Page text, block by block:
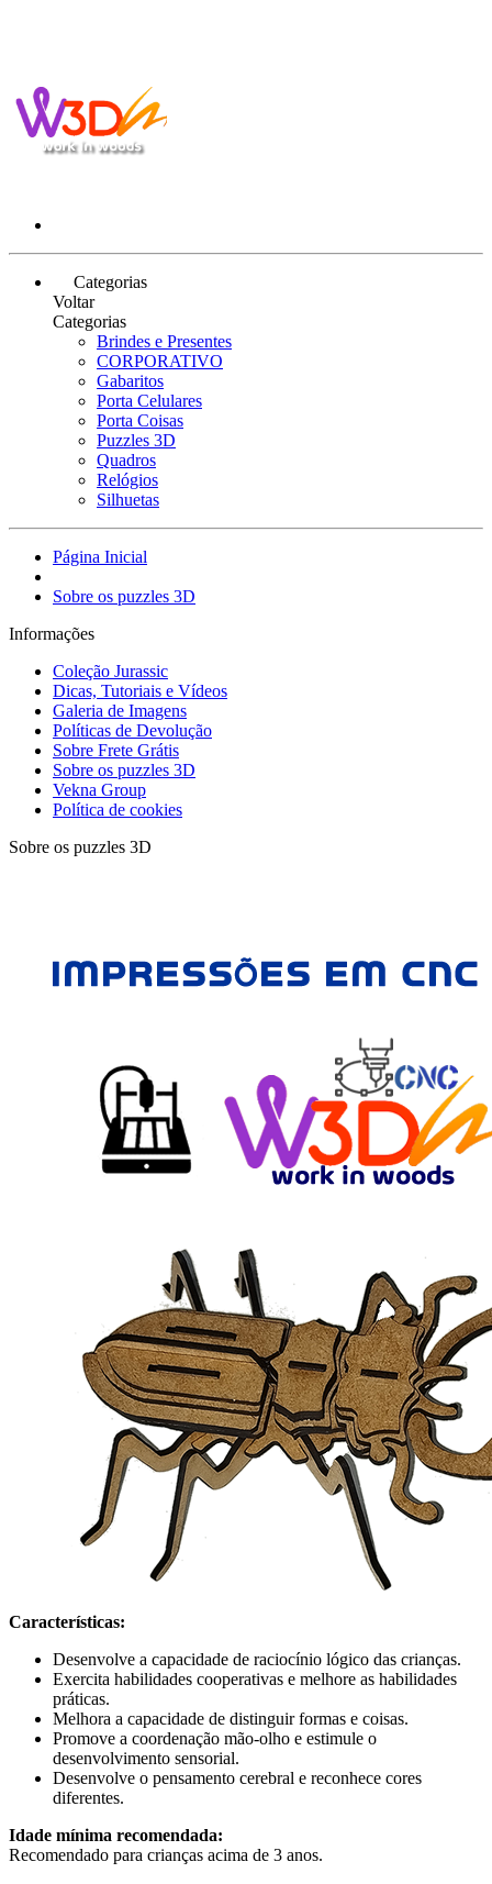
Categorias
Voltar
Categorias
Brindes e Presentes
CORPORATIVO
Gabaritos
Porta Celulares
Porta Coisas
Puzzles 3D
Quadros
Relógios
Silhuetas
Página Inicial
Sobre os puzzles 3D
Informações
Coleção Jurassic
Dicas, Tutoriais e Vídeos
Galeria de Imagens
Políticas de Devolução
Sobre Frete Grátis
Sobre os puzzles 3D
Vekna Group
Política de cookies
Sobre os puzzles 3D
Características:
Desenvolve a capacidade de raciocínio lógico das crianças.
Exercita habilidades cooperativas e melhore as habilidades
práticas.
Melhora a capacidade de distinguir formas e coisas.
Promove a coordenação mão-olho e estimule o
desenvolvimento sensorial.
Desenvolve o pensamento cerebral e reconhece cores
diferentes.
Idade mínima recomendada:
Recomendado para crianças acima de 3 anos.